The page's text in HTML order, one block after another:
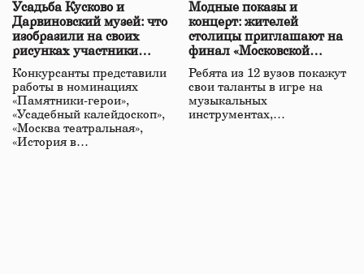
Усадьба Кусково и
Дарвиновский музей: что
изобразили на своих
рисунках участники
детского конкурса
«Наследие моего района»
Конкурсанты представили
работы в номинациях
«Памятники-герои»,
«Усадебный калейдоскоп»,
«Москва театральная»,
«История в…
Модные показы и
концерт: жителей
столицы приглашают на
финал «Московской
студенческой весны»
Ребята из 12 вузов покажут
свои таланты в игре на
музыкальных
инструментах,…